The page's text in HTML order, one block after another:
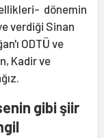
dönemin
verdiği Sinan
ODTÜ ve
Kadir ve
gibi şiir